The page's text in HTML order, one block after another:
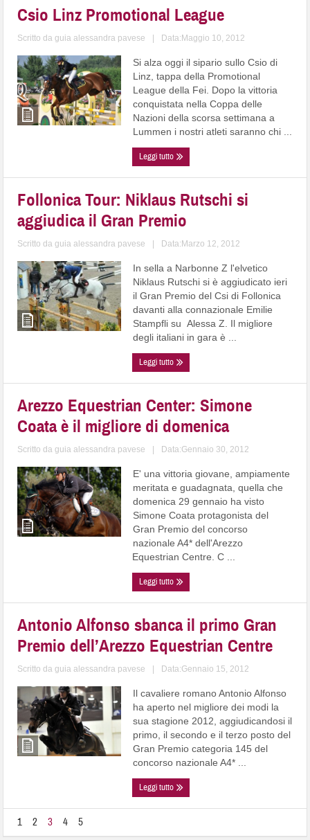
Csio Linz Promotional League
Scritto daguia alessandra pavese Data:Maggio 10, 2012
Si alza oggi il sipario sullo Csio di
Linz, tappa della Promotional
League della Fei. Dopo la vittoria
conquistata nella Coppa delle
Nazioni della scorsa settimana a
Lummen i nostri atleti saranno chi ...
Leggi tutto
Follonica Tour: Niklaus Rutschi si
aggiudica il Gran Premio
Scritto daguia alessandra pavese Data:Marzo 12, 2012
In sella a Narbonne Z l'elvetico
Niklaus Rutschi si è aggiudicato ieri
il Gran Premio del Csi di Follonica
davanti alla connazionale Emilie
Stampfli su Alessa Z. Il migliore
degli italiani in gara è ...
Leggi tutto
Arezzo Equestrian Center: Simone
Coata è il migliore di domenica
Scritto daguia alessandra pavese Data:Gennaio 30, 2012
E' una vittoria giovane, ampiamente
meritata e guadagnata, quella che
domenica 29 gennaio ha visto
Simone Coata protagonista del
Gran Premio del concorso
nazionale A4* dell'Arezzo
Equestrian Centre. C ...
Leggi tutto
Antonio Alfonso sbanca il primo Gran
Premio dell’Arezzo Equestrian Centre
Scritto daguia alessandra pavese Data:Gennaio 15, 2012
Il cavaliere romano Antonio Alfonso
ha aperto nel migliore dei modi la
sua stagione 2012, aggiudicandosi il
primo, il secondo e il terzo posto del
Gran Premio categoria 145 del
concorso nazionale A4* ...
Leggi tutto
1 2 3 4 5